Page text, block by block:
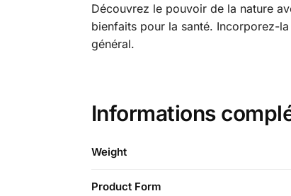
Découvrez le pouvoir de la nature
bienfaits pour la santé. Incorporez-
général.
Informations
Weight
Product Form